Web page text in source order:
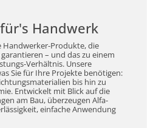
Handwerk
Produkte, die
– und das zu einem
Verhältnis. Unsere
Sie für Ihre Projekte benötigen:
bis hin zu
Entwickelt mit Blick auf die
am Bau, überzeugen Alfa-
einfache Anwendung